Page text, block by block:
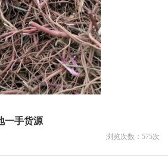
一手货源
浏览次数： 575次